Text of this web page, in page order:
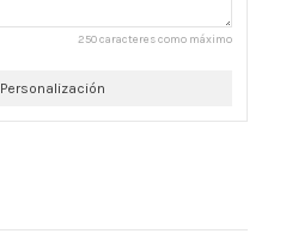
250 caracteres como máximo